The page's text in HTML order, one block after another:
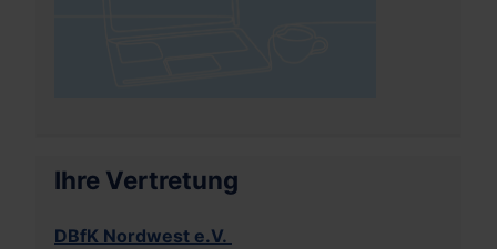
Ihre Vertretung
DBfK Nordwest e.V.